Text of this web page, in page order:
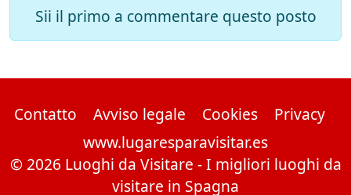
Sii il primo a commentare questo posto
Contatto Avviso legale Cookies
Privacy
www.lugaresparavisitar.es
© 2026 Luoghi da Visitare - I migliori luoghi da
visitare in Spagna